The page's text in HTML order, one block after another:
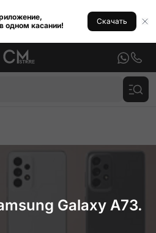
одном касании!
Скачать
Galaxy A73.